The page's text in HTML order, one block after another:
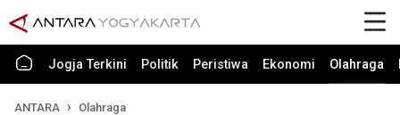
Jogja Terkini Politik Peristiwa Ekonomi Olahraga
ANTARA Olahraga